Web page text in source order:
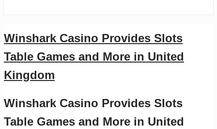
Winshark Casino Provides Slots
Table Games and More in United
Kingdom
Winshark Casino Provides Slots
Table Games and More in United